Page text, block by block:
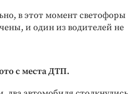
в этот момент светофоры
и один из водителей не
с места ДТП.